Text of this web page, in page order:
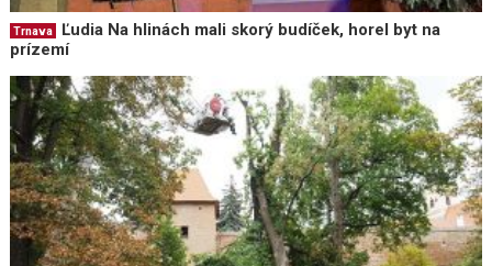
Trnava
Ľudia Na hlinách mali skorý budíček, horel byt na
prízemí